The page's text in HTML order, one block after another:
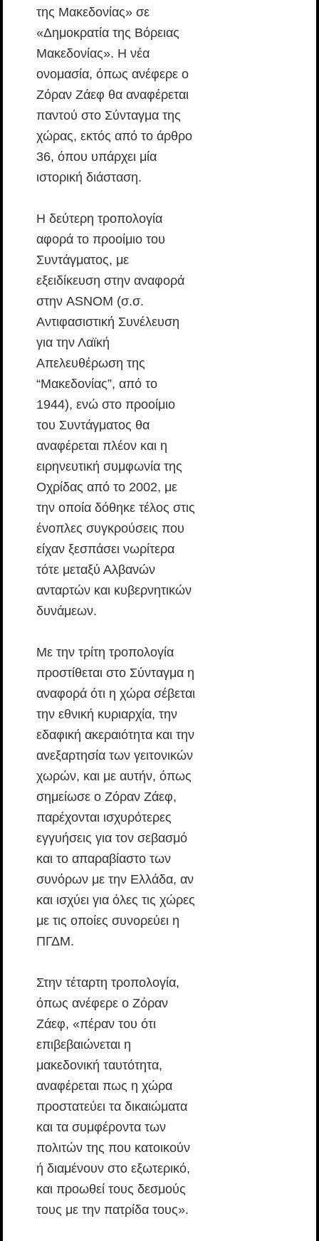
της Μακεδονίας» σε
«Δημοκρατία της Βόρειας
Μακεδονίας». Η νέα
ονομασία, όπως ανέφερε ο
Ζόραν Ζάεφ θα αναφέρεται
παντού στο Σύνταγμα της
χώρας, εκτός από το άρθρο
36, όπου υπάρχει μία
ιστορική διάσταση.
Η δεύτερη τροπολογία
αφορά το προοίμιο του
Συντάγματος, με
εξειδίκευση στην αναφορά
στην ASNOM (σ.σ.
Αντιφασιστική Συνέλευση
για την Λαϊκή
Απελευθέρωση της
“Μακεδονίας”, από το
1944), ενώ στο προοίμιο
του Συντάγματος θα
αναφέρεται πλέον και η
ειρηνευτική συμφωνία της
Οχρίδας από το 2002, με
την οποία δόθηκε τέλος στις
ένοπλες συγκρούσεις που
είχαν ξεσπάσει νωρίτερα
τότε μεταξύ Αλβανών
ανταρτών και κυβερνητικών
δυνάμεων.
Με την τρίτη τροπολογία
προστίθεται στο Σύνταγμα η
αναφορά ότι η χώρα σέβεται
την εθνική κυριαρχία, την
εδαφική ακεραιότητα και την
ανεξαρτησία των γειτονικών
χωρών, και με αυτήν, όπως
σημείωσε ο Ζόραν Ζάεφ,
παρέχονται ισχυρότερες
εγγυήσεις για τον σεβασμό
και το απαραβίαστο των
συνόρων με την Ελλάδα, αν
και ισχύει για όλες τις χώρες
με τις οποίες συνορεύει η
ΠΓΔΜ.
Στην τέταρτη τροπολογία,
όπως ανέφερε ο Ζόραν
Ζάεφ, «πέραν του ότι
επιβεβαιώνεται η
μακεδονική ταυτότητα,
αναφέρεται πως η χώρα
προστατεύει τα δικαιώματα
και τα συμφέροντα των
πολιτών της που κατοικούν
ή διαμένουν στο εξωτερικό,
και προωθεί τους δεσμούς
τους με την πατρίδα τους».